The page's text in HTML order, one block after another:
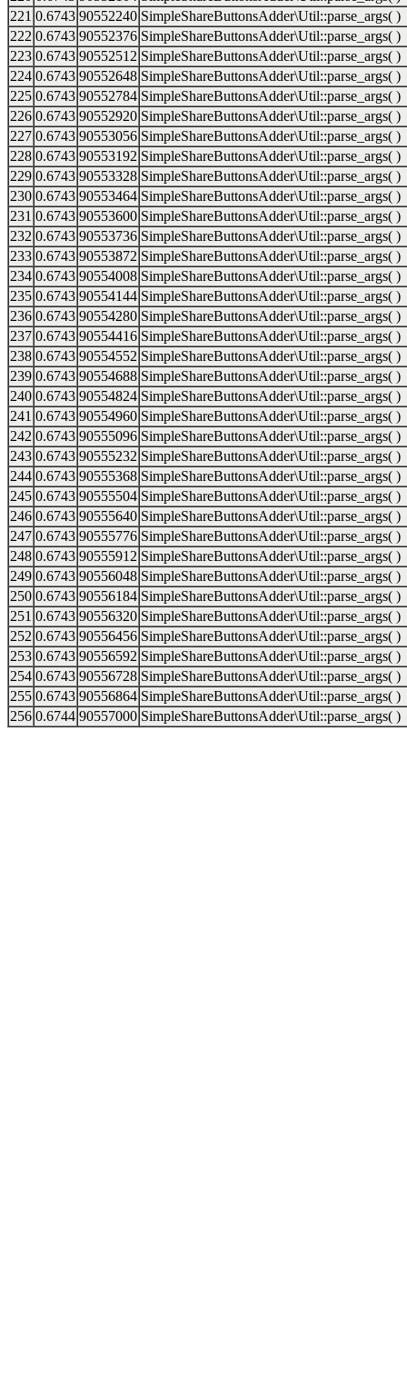
221 0.6743 90552240 SimpleShareButtonsAdder\Util::parse_args( )
222 0.6743 90552376 SimpleShareButtonsAdder\Util::parse_args( )
223 0.6743 90552512 SimpleShareButtonsAdder\Util::parse_args( )
224 0.6743 90552648 SimpleShareButtonsAdder\Util::parse_args( )
225 0.6743 90552784 SimpleShareButtonsAdder\Util::parse_args( )
226 0.6743 90552920 SimpleShareButtonsAdder\Util::parse_args( )
227 0.6743 90553056 SimpleShareButtonsAdder\Util::parse_args( )
228 0.6743 90553192 SimpleShareButtonsAdder\Util::parse_args( )
229 0.6743 90553328 SimpleShareButtonsAdder\Util::parse_args( )
230 0.6743 90553464 SimpleShareButtonsAdder\Util::parse_args( )
231 0.6743 90553600 SimpleShareButtonsAdder\Util::parse_args( )
232 0.6743 90553736 SimpleShareButtonsAdder\Util::parse_args( )
233 0.6743 90553872 SimpleShareButtonsAdder\Util::parse_args( )
234 0.6743 90554008 SimpleShareButtonsAdder\Util::parse_args( )
235 0.6743 90554144 SimpleShareButtonsAdder\Util::parse_args( )
236 0.6743 90554280 SimpleShareButtonsAdder\Util::parse_args( )
237 0.6743 90554416 SimpleShareButtonsAdder\Util::parse_args( )
238 0.6743 90554552 SimpleShareButtonsAdder\Util::parse_args( )
239 0.6743 90554688 SimpleShareButtonsAdder\Util::parse_args( )
240 0.6743 90554824 SimpleShareButtonsAdder\Util::parse_args( )
241 0.6743 90554960 SimpleShareButtonsAdder\Util::parse_args( )
242 0.6743 90555096 SimpleShareButtonsAdder\Util::parse_args( )
243 0.6743 90555232 SimpleShareButtonsAdder\Util::parse_args( )
244 0.6743 90555368 SimpleShareButtonsAdder\Util::parse_args( )
245 0.6743 90555504 SimpleShareButtonsAdder\Util::parse_args( )
246 0.6743 90555640 SimpleShareButtonsAdder\Util::parse_args( )
247 0.6743 90555776 SimpleShareButtonsAdder\Util::parse_args( )
248 0.6743 90555912 SimpleShareButtonsAdder\Util::parse_args( )
249 0.6743 90556048 SimpleShareButtonsAdder\Util::parse_args( )
250 0.6743 90556184 SimpleShareButtonsAdder\Util::parse_args( )
251 0.6743 90556320 SimpleShareButtonsAdder\Util::parse_args( )
252 0.6743 90556456 SimpleShareButtonsAdder\Util::parse_args( )
253 0.6743 90556592 SimpleShareButtonsAdder\Util::parse_args( )
254 0.6743 90556728 SimpleShareButtonsAdder\Util::parse_args( )
255 0.6743 90556864 SimpleShareButtonsAdder\Util::parse_args( )
256 0.6744 90557000 SimpleShareButtonsAdder\Util::parse_args( )